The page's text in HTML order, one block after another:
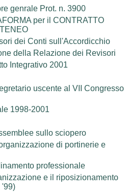
genrale Prot. n. 3900
per il CONTRATTO
dei Conti sull'Accordicchio
della Relazione dei Revisori
Integrativo 2001
uscente al VII Congresso
1998-2001
sullo sciopero
di portinerie e
professionale
e il riposizionamento
'99)